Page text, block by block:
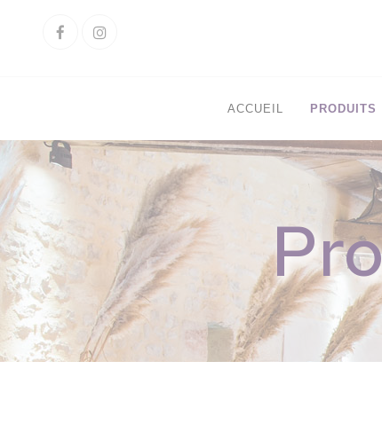
FacebookInstagram
ACCUEIL PRODUITS